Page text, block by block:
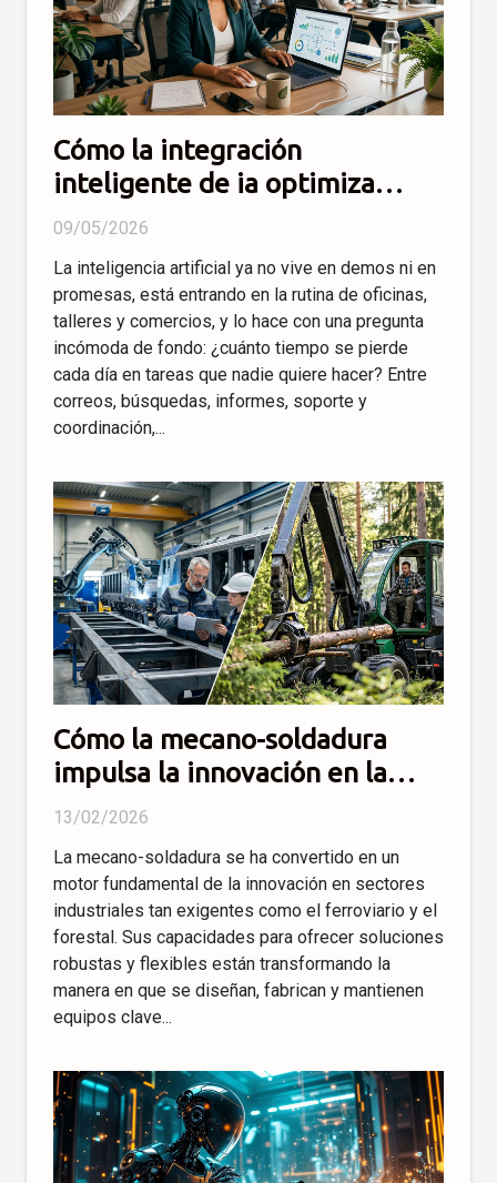
Cómo la integración
inteligente de ia optimiza
procesos de trabajo cotidianos
09/05/2026
La inteligencia artificial ya no vive en demos ni en
promesas, está entrando en la rutina de oficinas,
talleres y comercios, y lo hace con una pregunta
incómoda de fondo: ¿cuánto tiempo se pierde
cada día en tareas que nadie quiere hacer? Entre
correos, búsquedas, informes, soporte y
coordinación,...
Cómo la mecano-soldadura
impulsa la innovación en la
industria ferroviaria y forestal
13/02/2026
La mecano-soldadura se ha convertido en un
motor fundamental de la innovación en sectores
industriales tan exigentes como el ferroviario y el
forestal. Sus capacidades para ofrecer soluciones
robustas y flexibles están transformando la
manera en que se diseñan, fabrican y mantienen
equipos clave...